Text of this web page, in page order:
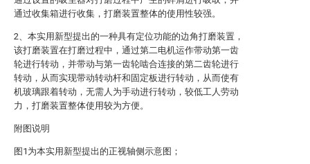
通过收集箱进行收集，打磨装置整体的使用性较强。
2、本实用新型提出的一种具有定位功能的边角打磨装置，
该打磨装置在打磨过程中，通过第二电机运作带动第一齿
轮进行转动，并带动与第一齿轮啮合连接的第二齿轮进行
转动，从而实现带动转动杆和固定板进行转动，从而使有
机玻璃跟着转动，无需人为手动进行转动，较低工人劳动
力，打磨装置整体使用较为方便。
附图说明
图1为本实用新型提出的正视轴侧示意图；